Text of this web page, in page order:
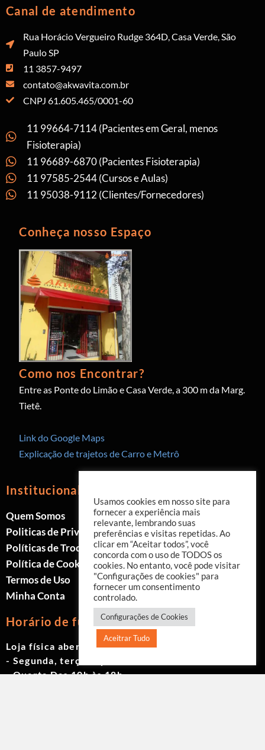
Canal de atendimento
Rua Horácio Vergueiro Rudge 364D, Casa Verde, São
Paulo SP
11 3857-9497
contato@akwavita.com.br
CNPJ 61.605.465/0001-60
11 99664-7114 (Pacientes em Geral, menos
Fisioterapia)
11 96689-6870 (Pacientes Fisioterapia)
11 97585-2544 (Cursos e Aulas)
11 95038-9112 (Clientes/Fornecedores)
Conheça nosso Espaço
Como nos Encontrar?
Entre as Ponte do Limão e Casa Verde, a 300 m da Marg.
Tietê.
Link do Google Maps
Explicação de trajetos de Carro e Metrô
Institucional
Quem Somos
Politicas de Privacidade
Políticas de Trocas e Devoluções
Política de Cookies
Termos de Uso
Minha Conta
Horário de funcionamento
Loja física aberta de Segunda à Sábado.
- Segunda, terça e quinta das 9h às 19h
- Quarta Das 10h às 18h
Usamos cookies em nosso site para
fornecer a experiência mais
relevante, lembrando suas
preferências e visitas repetidas. Ao
clicar em “Aceitar todos”, você
concorda com o uso de TODOS os
cookies. No entanto, você pode visitar
"Configurações de cookies" para
fornecer um consentimento
controlado.
Configurações de Cookies
Aceitrar Tudo